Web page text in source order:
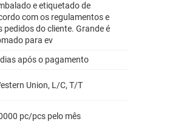
e etiquetado de
com os regulamentos e
pedidos do cliente. Grande é
para ev
após o pagamento
Union, L/C, T/T
pc/pcs pelo mês